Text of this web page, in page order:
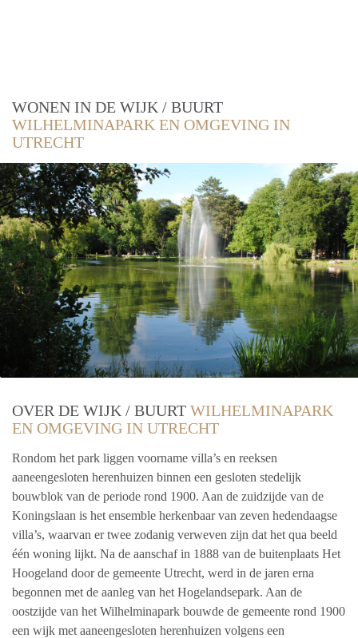
WONEN IN DE WIJK / BUURT
WILHELMINAPARK EN OMGEVING IN
UTRECHT
OVER DE WIJK / BUURT WILHELMINAPARK
EN OMGEVING IN UTRECHT
Rondom het park liggen voorname villa’s en reeksen
aaneengesloten herenhuizen binnen een gesloten stedelijk
bouwblok van de periode rond 1900. Aan de zuidzijde van de
Koningslaan is het ensemble herkenbaar van zeven hedendaagse
villa’s, waarvan er twee zodanig verweven zijn dat het qua beeld
één woning lijkt. Na de aanschaf in 1888 van de buitenplaats Het
Hoogeland door de gemeente Utrecht, werd in de jaren erna
begonnen met de aanleg van het Hogelandsepark. Aan de
oostzijde van het Wilhelminapark bouwde de gemeente rond 1900
een wijk met aaneengesloten herenhuizen volgens een